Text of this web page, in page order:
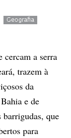
Geografia
cercam a serra
trazem à
da
e de
que
para